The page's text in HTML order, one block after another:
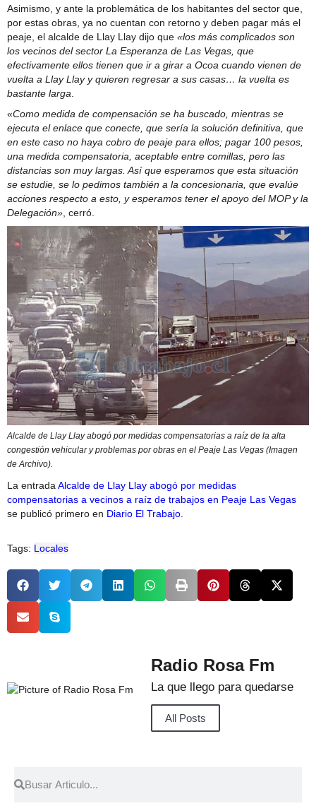
Asimismo, y ante la problemática de los habitantes del sector que,
por estas obras, ya no cuentan con retorno y deben pagar más el
peaje, el alcalde de Llay Llay dijo que «los más complicados son
los vecinos del sector La Esperanza de Las Vegas, que
efectivamente ellos tienen que ir a girar a Ocoa cuando vienen de
vuelta a Llay Llay y quieren regresar a sus casas… la vuelta es
bastante larga
«Como medida de compensación se ha buscado, mientras se
ejecuta el enlace que conecte, que sería la solución definitiva, que
en este caso no haya cobro de peaje para ellos; pagar 100 pesos,
una medida compensatoria, aceptable entre comillas, pero las
distancias son muy largas. Así que esperamos que esta situación
se estudie, se lo pedimos también a la concesionaria, que evalúe
acciones respecto a esto, y esperamos tener el apoyo del MOP y la
Delegación» , cerró.
Alcalde de Llay Llay abogó por medidas compensatorias a raíz de la alta
congestión vehicular y problemas por obras en el Peaje Las Vegas (Imagen
de Archivo).
La entrada Alcalde de Llay Llay abogó por medidas
compensatorias a vecinos a raíz de trabajos en Peaje Las Vegas
se publicó primero en Diario El Trabajo
Tags: Locales
Radio Rosa Fm
La que llego para quedarse
All Posts